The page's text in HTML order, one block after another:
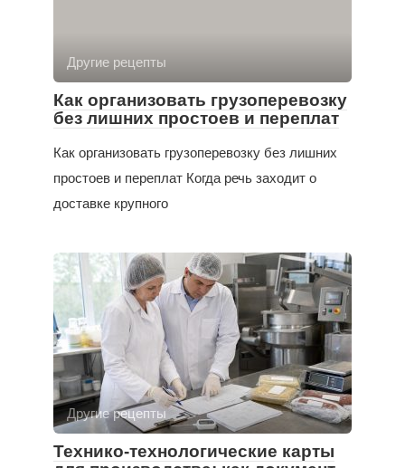
Другие рецепты
Как организовать грузоперевозку
без лишних простоев и переплат
Как организовать грузоперевозку без лишних
простоев и переплат Когда речь заходит о
доставке крупного
Другие рецепты
Технико-технологические карты